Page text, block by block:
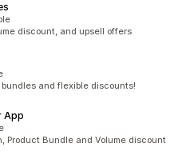
discount, and upsell offers
and flexible discounts!
App
Product Bundle and Volume discount